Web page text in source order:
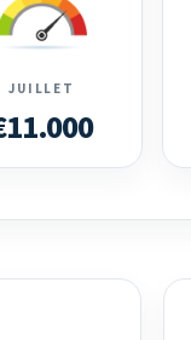
JUILLET